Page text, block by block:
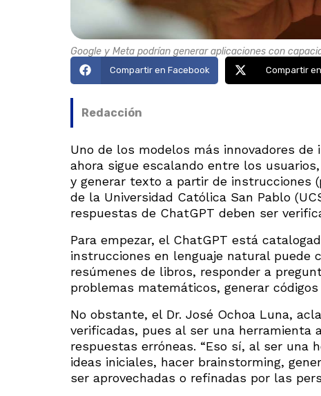
Google y Meta podrían generar aplicaciones con
Compartir en Facebook Compartir
Redacción
Uno de los modelos más innovadores
ahora sigue escalando entre los
y generar texto a partir de instrucciones
de la Universidad Católica San Pablo
respuestas de ChatGPT deben ser
Para empezar, el ChatGPT está
instrucciones en lenguaje natural puede
resúmenes de libros, responder a
problemas matemáticos, generar
No obstante, el Dr. José Ochoa Luna,
verificadas, pues al ser una herramienta
respuestas erróneas. “Eso sí, al ser una
ideas iniciales, hacer brainstorming,
ser aprovechadas o refinadas por las